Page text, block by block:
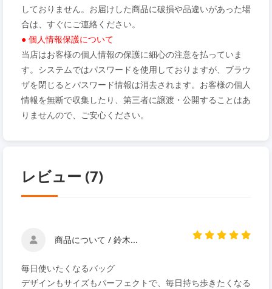
しておりません。お届けした商品に破損や品違いがあった場
合は、すぐにご連絡ください。
● 個人情報保護について
当店はお客様の個人情報の保護に細心の注意を払っていま
す。システムではパスワードを使用しておりますが、ブラウ
ザを閉じるとパスワード情報は消去されます。お客様の個人
情報を無断で収集したり、第三者に譲渡・公開することはあ
りませんので、ご安心ください。
レビュー (7)
商品について / 鈴木...
毎日使いたくなるバッグ
デザインもサイズもパーフェクトで、毎日持ち歩きたくなる